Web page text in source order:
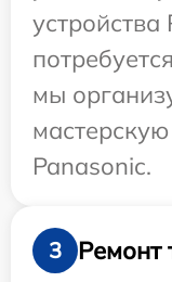
устройства
мы
Panasonic.
3
Ремонт